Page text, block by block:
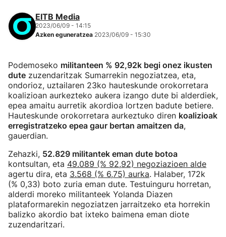
EITB Media
2023/06/09 - 14:15
Azken eguneratzea 2023/06/09 - 15:30
Podemoseko militanteen % 92,92k begi onez ikusten
dute zuzendaritzak Sumarrekin negoziatzea, eta,
ondorioz, uztailaren 23ko hauteskunde orokorretara
koalizioan aurkezteko aukera izango dute bi alderdiek,
epea amaitu aurretik akordioa lortzen badute betiere.
Hauteskunde orokorretara aurkeztuko diren koalizioak
erregistratzeko epea gaur bertan amaitzen da,
gauerdian.
Zehazki, 52.829 militantek eman dute botoa
kontsultan, eta 49.089 (% 92,92) negoziazioen alde
agertu dira, eta 3.568 (% 6,75) aurka. Halaber, 172k
(% 0,33) boto zuria eman dute. Testuinguru horretan,
alderdi moreko militanteek Yolanda Diazen
plataformarekin negoziatzen jarraitzeko eta horrekin
balizko akordio bat ixteko baimena eman diote
zuzendaritzari.